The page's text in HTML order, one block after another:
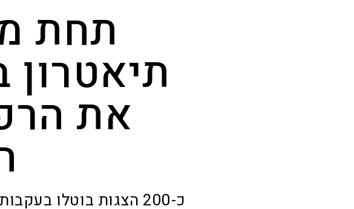
תחת
תיאטרון
את
כ-200 הצגות בוטלו